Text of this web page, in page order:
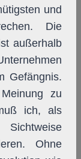
und
Die
außerhalb
Gefängnis.
zu
ich, als
Ohne